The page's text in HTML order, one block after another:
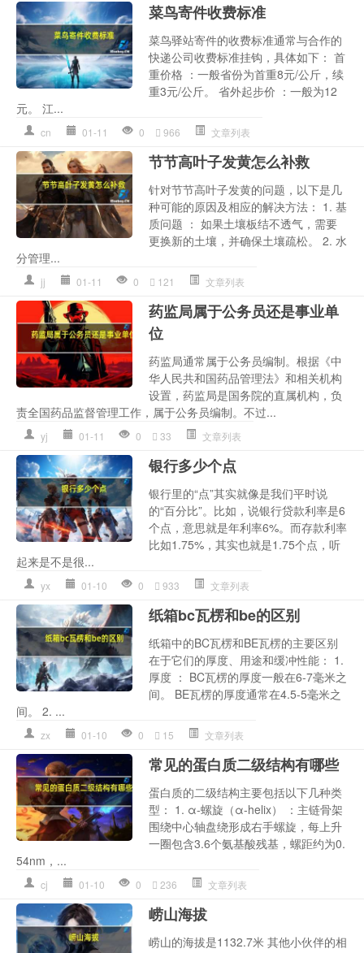
菜鸟寄件收费标准
菜鸟驿站寄件的收费标准通常与合作的
快递公司收费标准挂钩，具体如下： 首
重价格 ：一般省份为首重8元/公斤，续
重3元/公斤。 省外起步价 ：一般为12
元。 江...
cn 01-11 0 966 文章列表
节节高叶子发黄怎么补救
针对节节高叶子发黄的问题，以下是几
种可能的原因及相应的解决方法： 1. 基
质问题 ： 如果土壤板结不透气，需要
更换新的土壤，并确保土壤疏松。 2. 水
分管理...
jj 01-11 0 121 文章列表
药监局属于公务员还是事业单
位
药监局通常属于公务员编制。根据《中
华人民共和国药品管理法》和相关机构
设置，药监局是国务院的直属机构，负
责全国药品监督管理工作，属于公务员编制。不过...
yj 01-11 0 33 文章列表
银行多少个点
银行里的“点”其实就像是我们平时说
的“百分比”。比如，说银行贷款利率是6
个点，意思就是年利率6%。而存款利率
比如1.75%，其实也就是1.75个点，听
起来是不是很...
yx 01-10 0 933 文章列表
纸箱bc瓦楞和be的区别
纸箱中的BC瓦楞和BE瓦楞的主要区别
在于它们的厚度、用途和缓冲性能： 1.
厚度 ： BC瓦楞的厚度一般在6-7毫米之
间。 BE瓦楞的厚度通常在4.5-5毫米之
间。 2. ...
zx 01-10 0 15 文章列表
常见的蛋白质二级结构有哪些
蛋白质的二级结构主要包括以下几种类
型： 1. α-螺旋（α-helix） ：主链骨架
围绕中心轴盘绕形成右手螺旋，每上升
一圈包含3.6个氨基酸残基，螺距约为0.
54nm，...
cj 01-10 0 236 文章列表
崂山海拔
崂山的海拔是1132.7米 其他小伙伴的相